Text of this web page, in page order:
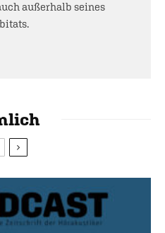
außerhalb seines